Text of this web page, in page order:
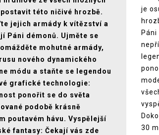
této ničivé hrozbě.
jejich armády k vítězství a
Páni démonů. Ujměte se
mohutné armády,
nového dynamického
módu a staňte se legendou
grafické technologie:
ponořit se do světa
podobě krásně
poutavém hávu. Vyspělejší
fantasy: Čekají vás zde
je
30